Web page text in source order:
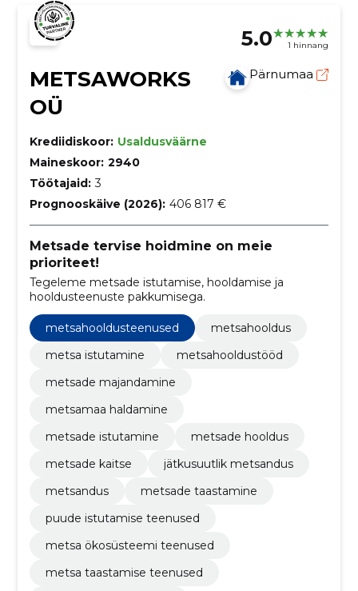
5.0 1 hinnang
METSAWORKS
OÜ
Pärnumaa
Krediidiskoor: Usaldusväärne
Maineskoor: 2940
Töötajaid: 3
Prognooskäive (2026): 406 817 €
Metsade tervise hoidmine on meie
prioriteet!
Tegeleme metsade istutamise, hooldamise ja
hooldusteenuste pakkumisega.
metsahooldusteenused
metsahooldus
metsa istutamine
metsahooldustööd
metsade majandamine
metsamaa haldamine
metsade istutamine
metsade hooldus
metsade kaitse
jätkusuutlik metsandus
metsandus
metsade taastamine
puude istutamise teenused
metsa ökosüsteemi teenused
metsa taastamise teenused